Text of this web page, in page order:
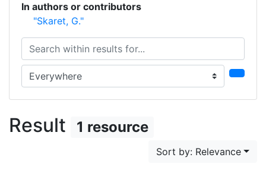
In authors or contributors
"Skaret, G."
Search within results for...
Search in...
Result 1 resource
Sort by: Relevance